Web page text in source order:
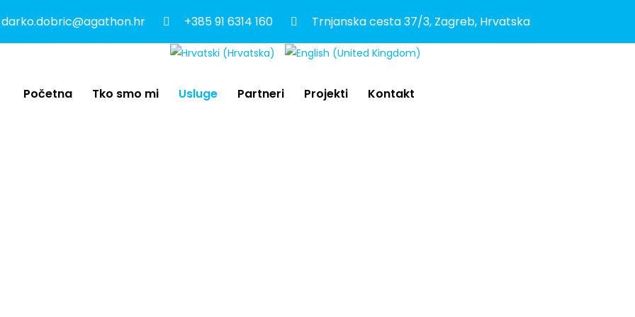
darko.dobric@agathon.hr +385 91 6314 160 Trnjanska cesta 37/3, Zagreb, Hrvatska
Početna Tko smo mi Usluge Partneri Projekti Kontakt